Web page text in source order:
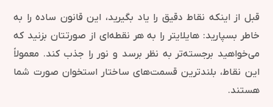
قبل از اینکه نقاط دقیق را یاد بگیرید، این قانون ساده را به
خاطر بسپارید: هایلایتر را به هر نقطه‌ای از صورتتان بزنید که
می‌خواهید برجسته‌تر به نظر برسد و نور را جذب کند. معمولاً
این نقاط، بلندترین قسمت‌های ساختار استخوان صورت شما
هستند.